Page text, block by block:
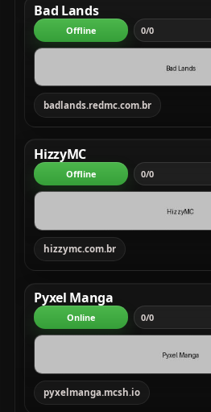
badlands.redmc.com.br
Bad Lands
Offline 0/0
hizzymc.com.br
HizzyMC
Offline 0/0
pyxelmanga.mcsh.io
Pyxel Manga
Online 0/0